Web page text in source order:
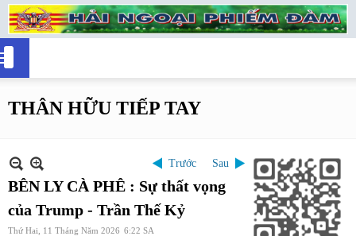
THÂN HỮU TIẾP TAY
Trước Sau
BÊN LY CÀ PHÊ : Sự thất vọng
của Trump - Trần Thế Kỷ
Thứ Hai, 11 Tháng Năm 2026 6:22 SA